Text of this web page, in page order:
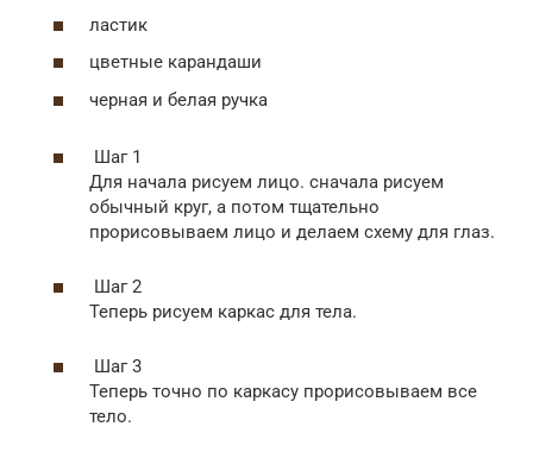
ластик
цветные карандаши
черная и белая ручка
Шаг 1
Для начала рисуем лицо. сначала рисуем
обычный круг, а потом тщательно
прорисовываем лицо и делаем схему для глаз.
Шаг 2
Теперь рисуем каркас для тела.
Шаг 3
Теперь точно по каркасу прорисовываем все
тело.